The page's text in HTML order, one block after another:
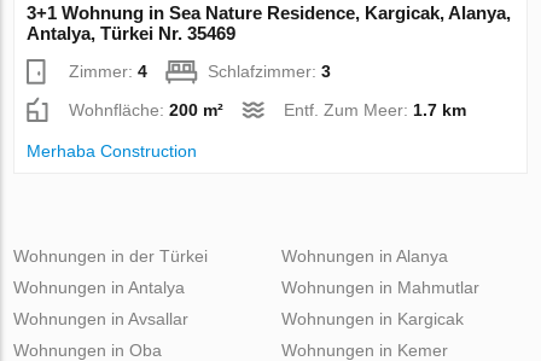
3+1 Wohnung in Sea Nature Residence, Kargicak, Alanya,
Antalya, Türkei Nr. 35469
Zimmer:4 Schlafzimmer:3
Wohnfläche:200 m² Entf. Zum Meer: 1.7 km
Merhaba Construction
Wohnungen in der Türkei
Wohnungen in Antalya
Wohnungen in Avsallar
Wohnungen in Oba
Wohnungen in Alanya
Wohnungen in Mahmutlar
Wohnungen in Kargicak
Wohnungen in Kemer